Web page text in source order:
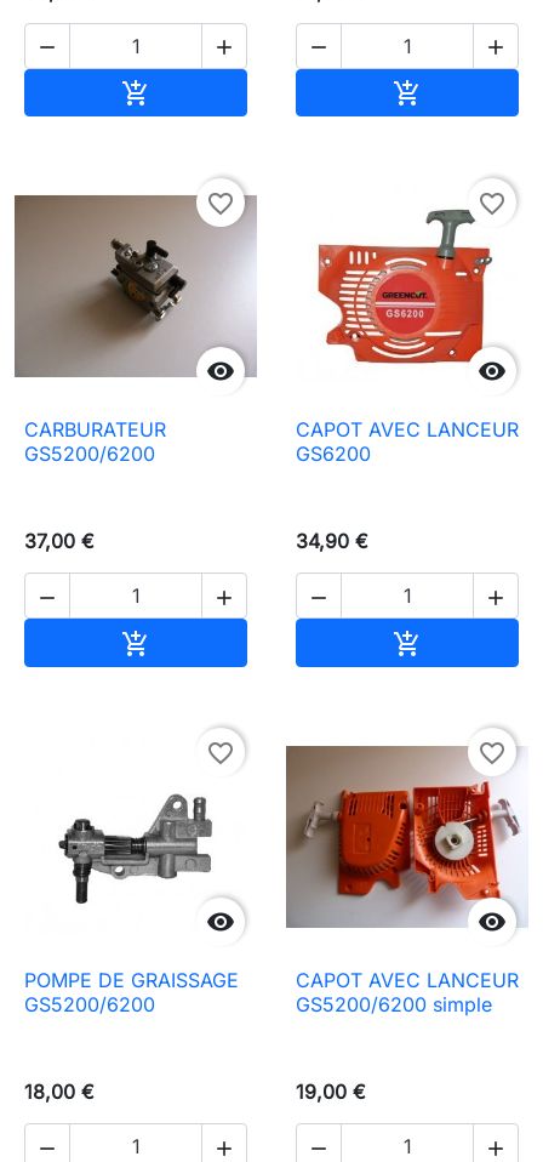
 

 


favorite_border
CARBURATEUR
GS5200/6200
37,00 €
 


favorite_border
CAPOT AVEC LANCEUR
GS6200
34,90 €
 


favorite_border
POMPE DE GRAISSAGE
GS5200/6200
18,00 €
 

favorite_border
CAPOT AVEC LANCEUR
GS5200/6200 simple
19,00 €
 